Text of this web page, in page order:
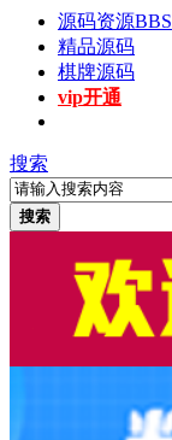
源码资源BBS
精品源码
棋牌源码
vip开通
搜索
搜索